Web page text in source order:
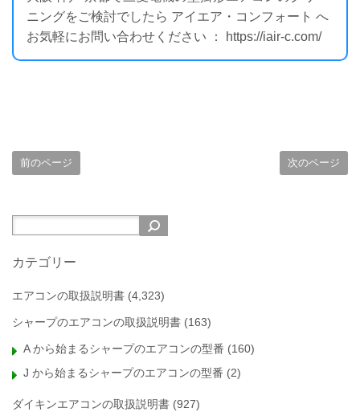
ニングをご検討でしたら アイエア・コンフォート へ
お気軽にお問い合わせください ： https://iair-c.com/
前のページ 次のページ
カテゴリー
エアコンの取扱説明書 (4,323)
シャープのエアコンの取扱説明書 (163)
A から始まるシャープのエアコンの型番 (160)
J から始まるシャープのエアコンの型番 (2)
ダイキンエアコンの取扱説明書 (927)